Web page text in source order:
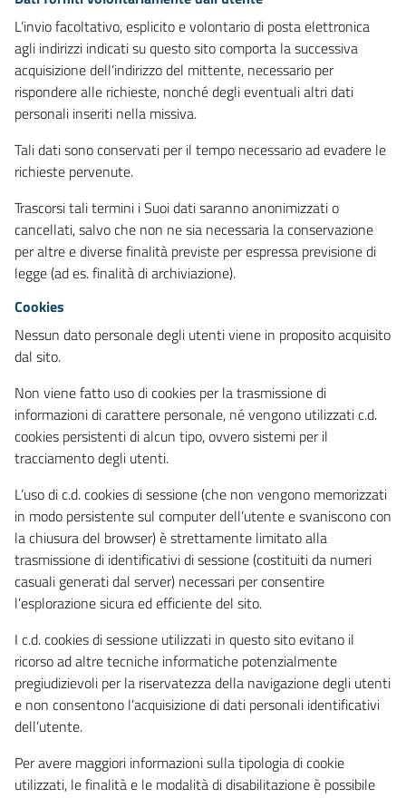
L’invio facoltativo, esplicito e volontario di posta elettronica
agli indirizzi indicati su questo sito comporta la successiva
acquisizione dell’indirizzo del mittente, necessario per
rispondere alle richieste, nonché degli eventuali altri dati
personali inseriti nella missiva.
Tali dati sono conservati per il tempo necessario ad evadere le
richieste pervenute.
Trascorsi tali termini i Suoi dati saranno anonimizzati o
cancellati, salvo che non ne sia necessaria la conservazione
per altre e diverse finalità previste per espressa previsione di
legge (ad es. finalità di archiviazione).
Cookies
Nessun dato personale degli utenti viene in proposito acquisito
dal sito.
Non viene fatto uso di cookies per la trasmissione di
informazioni di carattere personale, né vengono utilizzati c.d.
cookies persistenti di alcun tipo, ovvero sistemi per il
tracciamento degli utenti.
L’uso di c.d. cookies di sessione (che non vengono memorizzati
in modo persistente sul computer dell’utente e svaniscono con
la chiusura del browser) è strettamente limitato alla
trasmissione di identificativi di sessione (costituiti da numeri
casuali generati dal server) necessari per consentire
l’esplorazione sicura ed efficiente del sito.
I c.d. cookies di sessione utilizzati in questo sito evitano il
ricorso ad altre tecniche informatiche potenzialmente
pregiudizievoli per la riservatezza della navigazione degli utenti
e non consentono l’acquisizione di dati personali identificativi
dell’utente.
Per avere maggiori informazioni sulla tipologia di cookie
utilizzati, le finalità e le modalità di disabilitazione è possibile